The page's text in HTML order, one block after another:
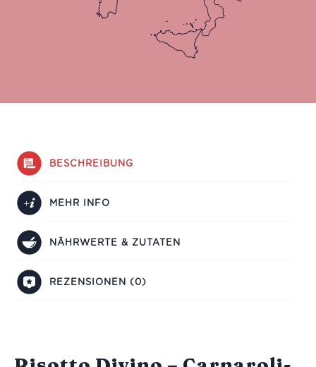
BESCHREIBUNG
MEHR INFO
NÄHRWERTE & ZUTATEN
REZENSIONEN (0)